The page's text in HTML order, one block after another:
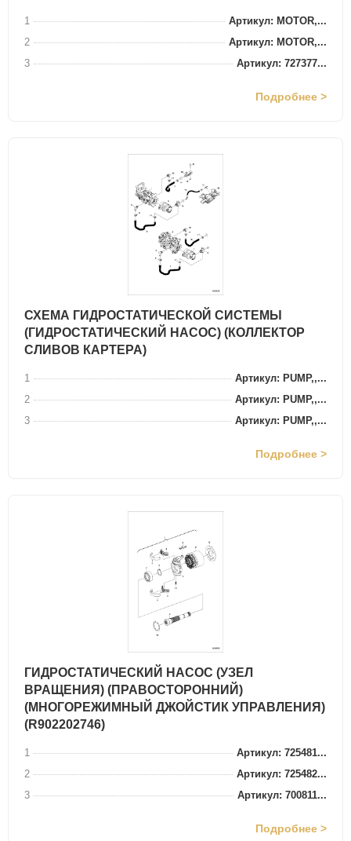
1
Артикул: MOTOR,...
2
Артикул: MOTOR,...
3
Артикул: 727377...
Подробнее >
СХЕМА ГИДРОСТАТИЧЕСКОЙ СИСТЕМЫ
(ГИДРОСТАТИЧЕСКИЙ НАСОС) (КОЛЛЕКТОР
СЛИВОВ КАРТЕРА)
1
Артикул: PUMP,,...
2
Артикул: PUMP,,...
3
Артикул: PUMP,,...
Подробнее >
ГИДРОСТАТИЧЕСКИЙ НАСОС (УЗЕЛ
ВРАЩЕНИЯ) (ПРАВОСТОРОННИЙ)
(МНОГОРЕЖИМНЫЙ ДЖОЙСТИК УПРАВЛЕНИЯ)
(R902202746)
1
Артикул: 725481...
2
Артикул: 725482...
3
Артикул: 700811...
Подробнее >